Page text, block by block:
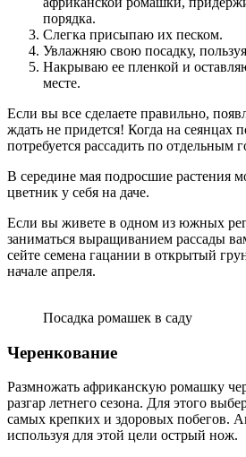
порядка.
Слегка присыпаю их песком.
Увлажняю свою посадку,
Накрываю ее пленкой и
месте.
Если вы все сделаете правильно,
ждать не придется! Когда на сеянцах
потребуется рассадить по отдельным
В середине мая подросшие растения
цветник у себя на даче.
Если вы живете в одном из южных
заниматься выращиванием рассады
сейте семена гацании в открытый
начале апреля.
Посадка ромашек в саду
Черенкование
Размножать африканскую ромашку
разгар летнего сезона. Для этого
самых крепких и здоровых побегов.
используя для этой цели острый нож.